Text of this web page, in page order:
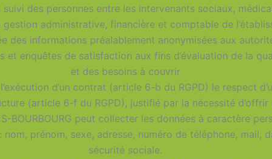
suivi des personnes entre les intervenants sociaux,
gestion administrative, financière et comptable de
des informations préalablement anonymisées aux
et enquêtes de satisfaction aux fins d’évaluation de la
et des besoins à couvrir
d’un contrat (article 6-b du RGPD) le respect
(article 6-f du RGPD), justifié par la nécessité
BOURBOURG peut collecter les données à caractère
prénom, sexe, adresse, numéro de téléphone, mail,
sécurité sociale.